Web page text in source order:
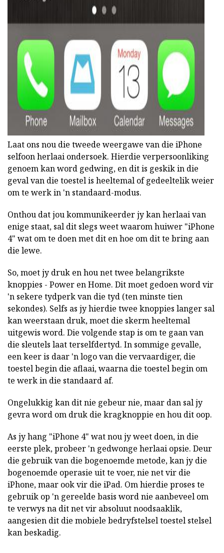
Laat ons nou die tweede weergawe van die iPhone
selfoon herlaai ondersoek. Hierdie verpersoonliking
genoem kan word gedwing, en dit is geskik in die
geval van die toestel is heeltemal of gedeeltelik weier
om te werk in 'n standaard-modus.
Onthou dat jou kommunikeerder jy kan herlaai van
enige staat, sal dit slegs weet waarom huiwer "iPhone
4" wat om te doen met dit en hoe om dit te bring aan
die lewe.
So, moet jy druk en hou net twee belangrikste
knoppies - Power en Home. Dit moet gedoen word vir
'n sekere tydperk van die tyd (ten minste tien
sekondes). Selfs as jy hierdie twee knoppies langer sal
kan weerstaan druk, moet die skerm heeltemal
uitgewis word. Die volgende stap is om te gaan van
die sleutels laat terselfdertyd. In sommige gevalle,
een keer is daar 'n logo van die vervaardiger, die
toestel begin die aflaai, waarna die toestel begin om
te werk in die standaard af.
Ongelukkig kan dit nie gebeur nie, maar dan sal jy
gevra word om druk die kragknoppie en hou dit oop.
As jy hang "iPhone 4" wat nou jy weet doen, in die
eerste plek, probeer 'n gedwonge herlaai opsie. Deur
die gebruik van die bogenoemde metode, kan jy die
bogenoemde operasie uit te voer, nie net vir die
iPhone, maar ook vir die iPad. Om hierdie proses te
gebruik op 'n gereelde basis word nie aanbeveel om
te verwys na dit net vir absoluut noodsaaklik,
aangesien dit die mobiele bedryfstelsel toestel stelsel
kan beskadig.